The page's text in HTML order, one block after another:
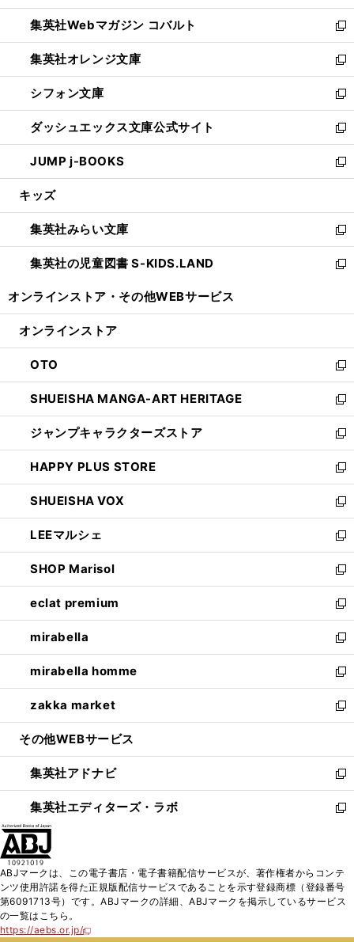
開
く
ウ
で
開
く
ン
ド
ウ
で
開
く
ウ
ィ
ン
ド
ウ
で
開
く
集英社Webマガジン コバルト
新
し
い
ウ
ィ
ン
ド
ウ
で
開
集英社オレンジ文庫
新
し
い
ウ
ィ
ン
ド
ウ
開
く
シフォン文庫
新
し
い
ウ
ィ
ン
ウ
で
開
く
ダッシュエックス文庫公式サイト
新
し
い
ウ
ン
ド
ウ
で
JUMP j-BOOKS
新
し
ウ
ィ
ン
ド
開
キッズ
集英社みらい文庫
新
し
い
ン
ウ
で
開
く
集英社の児童図書 S-KIDS.LAND
新
ウ
ン
ド
ウ
で
開
く
オンラインストア・ その他WEBサービス
オンラインストア
OTO
新
し
い
ウ
ィ
ン
ド
ウ
で
開
く
SHUEISHA MANGA-ART HERITAGE
新
し
い
ウ
ィ
ン
ド
ウ
で
開
く
ジャンプキャラクターズストア
新
し
い
ウ
ィ
ン
ド
ウ
で
開
く
HAPPY PLUS STORE
新
し
い
ウ
ィ
ン
ド
ウ
で
開
く
SHUEISHA VOX
新
し
い
ウ
ィ
ン
ド
ウ
で
開
く
LEEマルシェ
新
し
い
ウ
ィ
ン
ド
ウ
で
開
く
SHOP Marisol
新
し
い
ウ
ィ
ン
ド
ウ
で
開
eclat premium
新
し
い
ウ
ィ
ン
ド
ウ
開
く
mirabella
新
し
い
ウ
ィ
ン
ウ
で
開
く
mirabella homme
新
し
い
ウ
ン
ド
ウ
で
zakka market
新
し
ウ
ィ
ン
ド
く
その他WEBサービス
集英社アドナビ
新
し
い
ド
ウ
で
集英社エディターズ・ラボ
新
ィ
ン
ABJマークは、この電子書店・電子書籍配信サービスが、著作権者からコンテ
ンツ使用許諾を得た正規版配信サービスであることを示す登録商標（登録番号
第6091713号）です。ABJマークの詳細、ABJマークを掲示しているサービス
の一覧はこちら。
https://aebs.or.jp/
新